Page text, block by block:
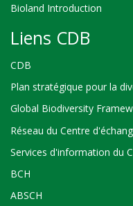
Bioland Introduction
Liens CDB
CDB
Plan stratégique pour la
Global Biodiversity
Réseau du Centre
Services d'information du
BCH
ABSCH